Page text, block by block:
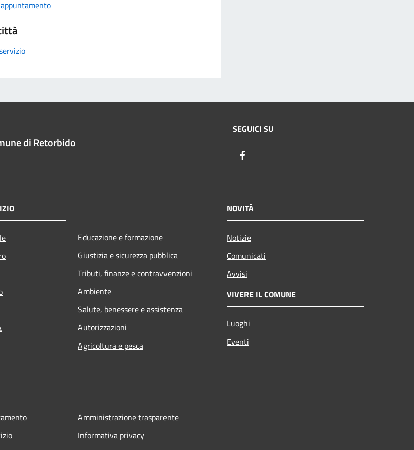
di Retorbido
SEGUICI SU
Educazione e formazione
Giustizia e sicurezza pubblica
Tributi, finanze e contravvenzioni
Ambiente
Salute, benessere e assistenza
Autorizzazioni
Agricoltura e pesca
NOVITÀ
Notizie
Comunicati
Avvisi
VIVERE IL COMUNE
Luoghi
Eventi
Amministrazione trasparente
Informativa privacy